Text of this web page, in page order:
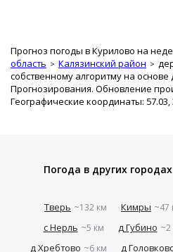
Прогноз погоды в Курилово на
область
Калязинский район
собственному алгоритму на
Прогнозирования. Обновление
Географические координаты:
Погода в других
Тверь ~132 км Кимры ~47
с Нерль ~5 км д Губино ~2
д Хребтово ~6 км д